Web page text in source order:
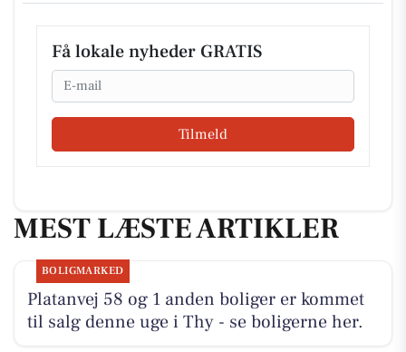
Få lokale nyheder GRATIS
Email
Tilmeld
MEST LÆSTE ARTIKLER
BOLIGMARKED
Platanvej 58 og 1 anden boliger er kommet
til salg denne uge i Thy - se boligerne her.